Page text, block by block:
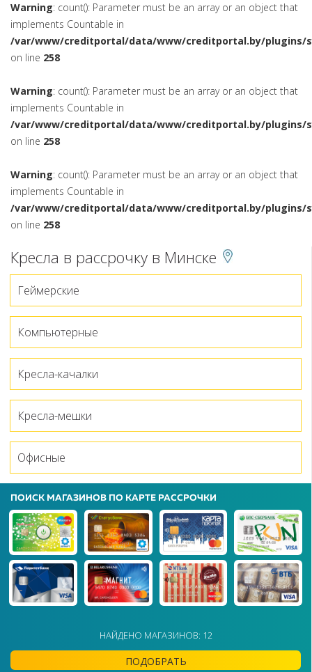
Warning: count(): Parameter must be an array or an object that
implements Countable in
/var/www/creditportal/data/www/creditportal.by/plugins/
on line 258
Warning: count(): Parameter must be an array or an object that
implements Countable in
/var/www/creditportal/data/www/creditportal.by/plugins/
on line 258
Warning: count(): Parameter must be an array or an object that
implements Countable in
/var/www/creditportal/data/www/creditportal.by/plugins/
on line 258
Кресла в рассрочку в Минске
Геймерские
Компьютерные
Кресла-качалки
Кресла-мешки
Офисные
ПОИСК МАГАЗИНОВ ПО КАРТЕ РАССРОЧКИ
НАЙДЕНО МАГАЗИНОВ: 12
ПОДОБРАТЬ